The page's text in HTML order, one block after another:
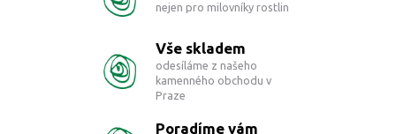
nejen pro milovníky rostlin
Vše skladem
odesíláme z našeho
kamenného obchodu v
Praze
Poradíme vám